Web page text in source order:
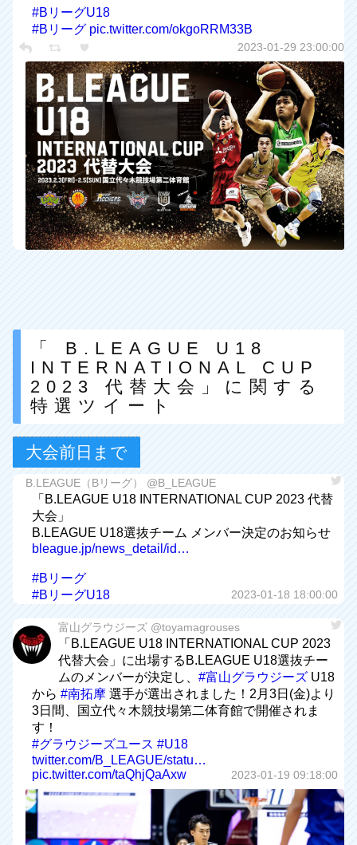
#BリーグU18
#Bリーグ pic.twitter.com/okgoRRM33B
2023-01-29 23:00:00
「 B.LEAGUE U18
INTERNATIONAL CUP
2023 代替大会」に関する
特選ツイート
大会前日まで
B.LEAGUE（Bリーグ） @B_LEAGUE
「B.LEAGUE U18 INTERNATIONAL CUP 2023 代替
大会」
B.LEAGUE U18選抜チーム メンバー決定のお知らせ
bleague.jp/news_detail/id…
#Bリーグ
#BリーグU18
2023-01-18 18:00:00
富山グラウジーズ @toyamagrouses
「B.LEAGUE U18 INTERNATIONAL CUP 2023
代替大会」に出場するB.LEAGUE U18選抜チー
ムのメンバーが決定し、 #富山グラウジーズ U18
から #南拓摩選手が選出されました！2月3日(金)より
3日間、国立代々木競技場第二体育館で開催されま
す！
#グラウジーズユース #U18
twitter.com/B_LEAGUE/statu…
pic.twitter.com/taQhjQaAxw
2023-01-19 09:18:00